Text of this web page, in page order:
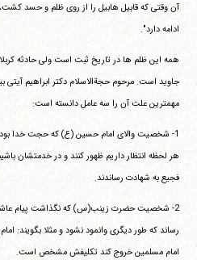
آن وقتی که قابیل هابیل را از روی ظلم و حسد
ادامه دارد".
همه این ظلم ها در تاریخ ثبت است ولی حادثه
جاوید است. مرحوم حجةالاسلام دکتر ابراهیم آیتی
مهمترین علت آن را سه عامل دانسته است:
1- شخصیت والای امام حسین (ع) که حجت خدا
هر لحظه انتظار داریم ظهور کنند و در خدمتشان
فجیع به شهادت رساندند.
2- شخصیت حضرت زینب(س) که نگذاشت پیام
رساند که طور دیگری وانمود نشود و مثلا بگویند:
امام مسلمین خروج کند تکلیفش مشخص است.
وب سایت رسمی
ایران،قم،میدان مصلّی، بلوار
شماره ٨ کد پستی: 3713744381
تلفن 37740011-25-98+ تا 14
فکس 37740015-25-98+